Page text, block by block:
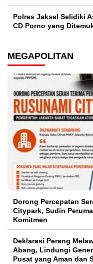
Polres Jaksel Selidiki
CD Porno yang
MEGAPOLITAN
Dorong Percepatan
Citypark, Sudin
Komitmen
Deklarasi Perang
Abang, Lindungi
Pusat yang Aman dan